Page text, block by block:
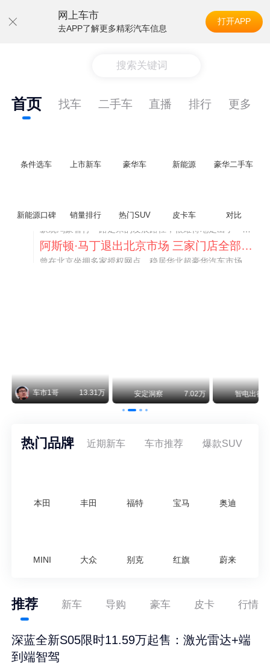
网上车市
去APP了解更多精彩汽车信息
打开APP
搜索关键词
首页 找车 二手车 直播 排行 更多
条件选车 上市新车 豪华车 新能源 豪华二手车
新能源口碑 销量排行 热门SUV 皮卡车 对比
曾在北京坐拥多家授权网点、稳居华北超豪华汽车市场重要一席的阿斯顿·马丁，如今彻底走完了在北京新车零售的全部征程。
车市1哥 13.31万 安定洞察 7.02万 智电出行
热门品牌 近期新车 车市推荐 爆款SUV
本田 丰田 福特 宝马 奥迪
MINI 大众 别克 红旗 蔚来
推荐 新车 导购 豪车 皮卡 行情
深蓝全新S05限时11.59万起售：激光雷达+端
到端智驾